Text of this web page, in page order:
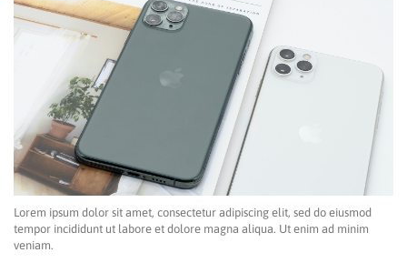
Lorem ipsum dolor sit amet, consectetur adipiscing elit, sed do eiusmod
tempor incididunt ut labore et dolore magna aliqua. Ut enim ad minim
veniam.